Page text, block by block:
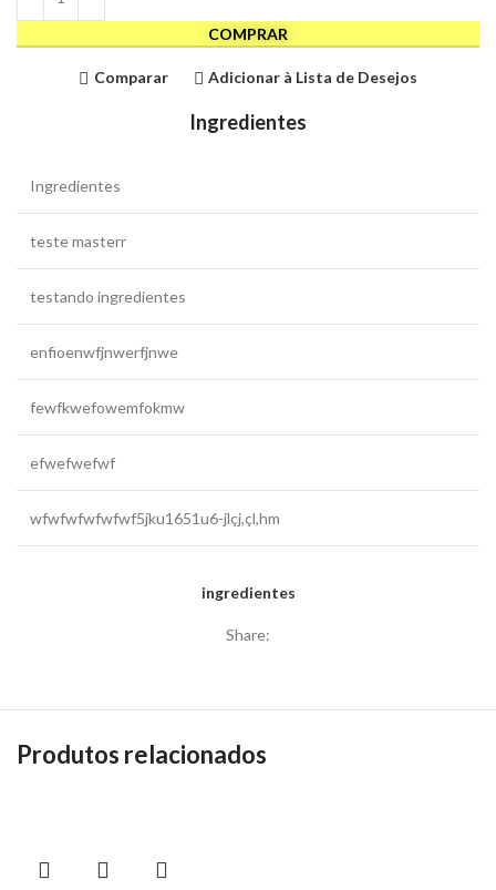
COMPRAR
Comparar Adicionar à Lista de Desejos
Ingredientes
Ingredientes
teste masterr
testando ingredientes
enfioenwfjnwerfjnwe
fewfkwefowemfokmw
efwefwefwf
wfwfwfwfwfwf5jku1651u6-jlçj,çl,hm
ingredientes
Share:
Produtos relacionados